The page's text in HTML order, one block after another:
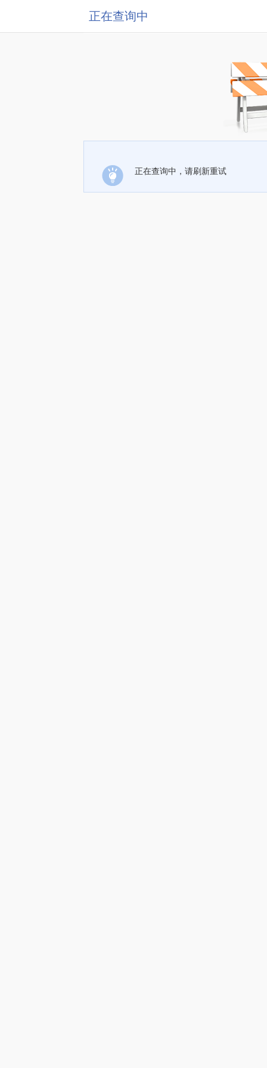
正在查询中
正在查询中，请刷新重试